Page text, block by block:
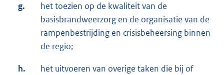
g.
het toezien op de kwaliteit van de
basisbrandweerzorg en de organisatie van de
rampenbestrijding en crisisbeheersing binnen
de regio;
h.
het uitvoeren van overige taken die bij of